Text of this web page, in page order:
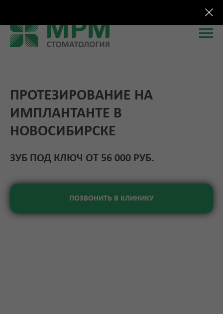
ПРОТЕЗИРОВАНИЕ НА
ИМПЛАНТАНТЕ В
НОВОСИБИРСКЕ
ЗУБ ПОД КЛЮЧ ОТ 56 000 РУБ.
ПОЗВОНИТЬ В КЛИНИКУ